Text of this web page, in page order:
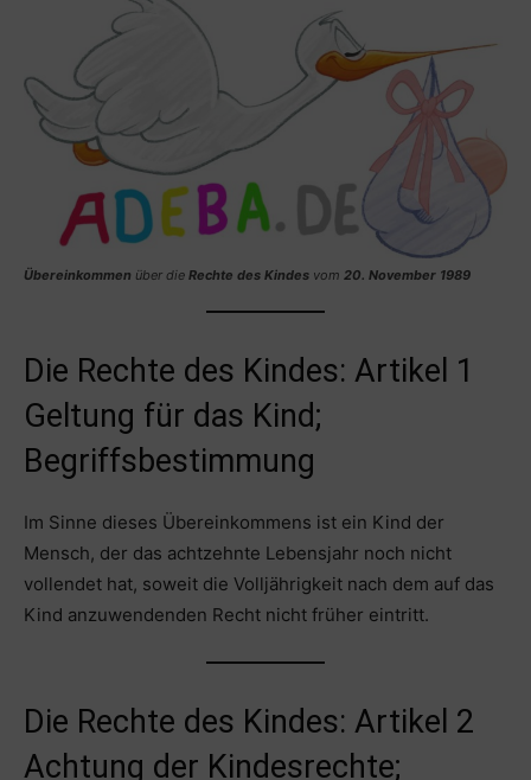
Übereinkommen über die Rechte des Kindes vom 20. November 1989
Die Rechte des Kindes: Artikel 1
Geltung für das Kind;
Begriffsbestimmung
Im Sinne dieses Übereinkommens ist ein Kind der
Mensch, der das achtzehnte Lebensjahr noch nicht
vollendet hat, soweit die Volljährigkeit nach dem auf das
Kind anzuwendenden Recht nicht früher eintritt.
Die Rechte des Kindes: Artikel 2
Achtung der Kindesrechte;